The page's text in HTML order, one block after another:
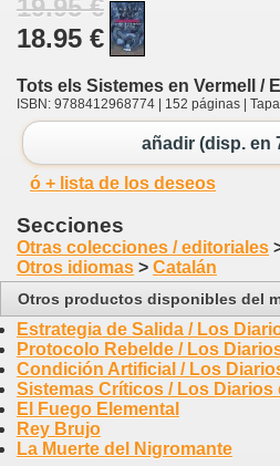
19.95 €
18.95 €
Tots els Sistemes en Vermell /
ISBN: 9788412968774 | 152 páginas |
añadir (disp. en
ó + lista de los deseos
Secciones
Otras colecciones / editoriales
Otros idiomas > Catalán
Otros productos disponibles del
Estrategia de Salida / Los
Protocolo Rebelde / Los
Condición Artificial / Los
Sistemas Críticos / Los Diarios
El Fuego Elemental
Rey Brujo
La Muerte del Nigromante